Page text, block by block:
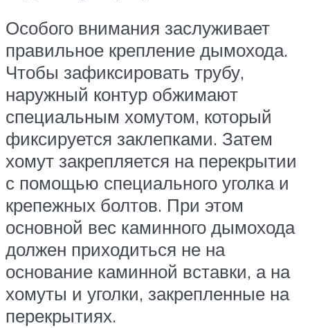
Особого внимания заслуживает
правильное крепление дымохода.
Чтобы зафиксировать трубу,
наружный контур обжимают
специальным хомутом, который
фиксируется заклепками. Затем
хомут закрепляется на перекрытии
с помощью специального уголка и
крепежных болтов. При этом
основной вес каминного дымохода
должен приходиться не на
основание каминной вставки, а на
хомуты и уголки, закрепленные на
перекрытиях.